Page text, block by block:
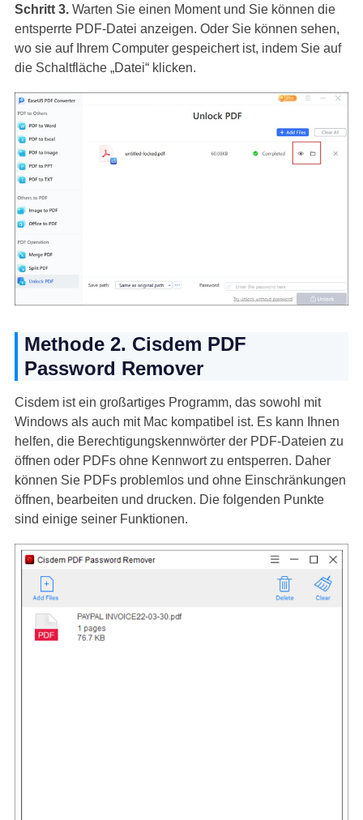
Schritt 3.Warten Sie einen Moment und Sie können die
entsperrte PDF-Datei anzeigen. Oder Sie können sehen,
wo sie auf Ihrem Computer gespeichert ist, indem Sie auf
die Schaltfläche „Datei“ klicken.
Methode 2. Cisdem PDF
Password Remover
Cisdem ist ein großartiges Programm, das sowohl mit
Windows als auch mit Mac kompatibel ist. Es kann Ihnen
helfen, die Berechtigungskennwörter der PDF-Dateien zu
öffnen oder PDFs ohne Kennwort zu entsperren. Daher
können Sie PDFs problemlos und ohne Einschränkungen
öffnen, bearbeiten und drucken. Die folgenden Punkte
sind einige seiner Funktionen.